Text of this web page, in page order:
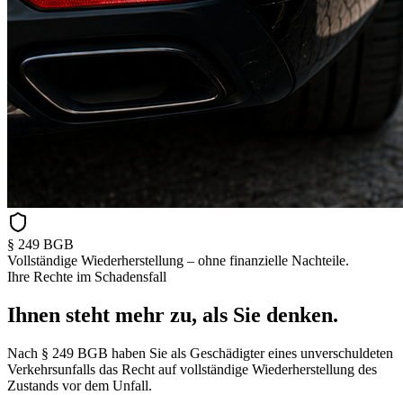
§ 249 BGB
Vollständige Wiederherstellung – ohne finanzielle Nachteile.
Ihre Rechte im Schadensfall
Ihnen steht mehr zu, als Sie denken.
Nach § 249 BGB haben Sie als Geschädigter eines unverschuldeten
Verkehrsunfalls das Recht auf vollständige Wiederherstellung des
Zustands vor dem Unfall.